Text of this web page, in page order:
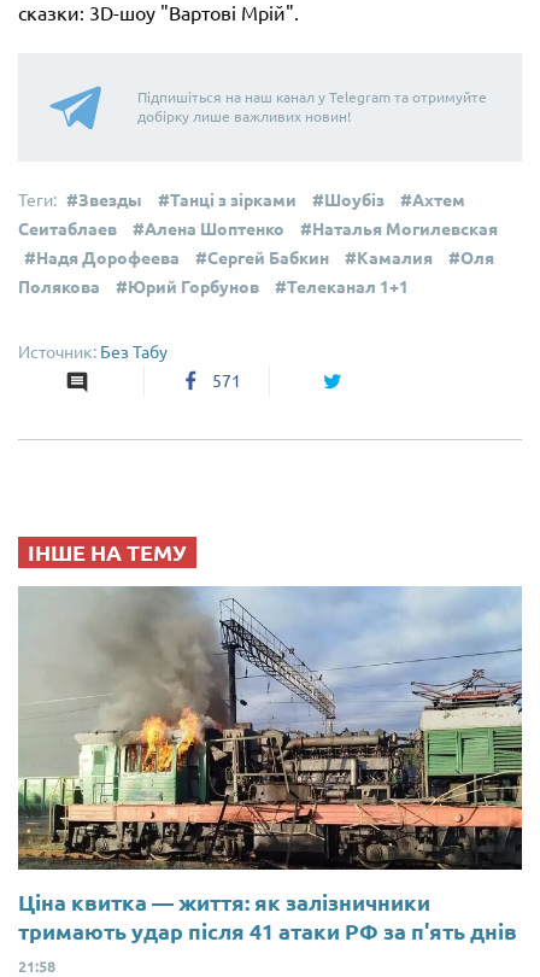
сказки: 3D-шоу "Вартові Мрій".
Підпишіться на наш канал у Telegram та отримуйте
добірку лише важливих новин!
Звезды Танці з зірками Шоубіз
Ахтем
Сеитаблаев
Алена Шоптенко
Наталья Могилевская
Надя Дорофеева
Сергей Бабкин Камалия
Оля
Полякова
Юрий Горбунов Телеканал 1+1
Без Табу
571
ІНШЕ НА ТЕМУ
Ціна квитка — життя: як залізничники
тримають удар після 41 атаки РФ за п'ять днів
21:58